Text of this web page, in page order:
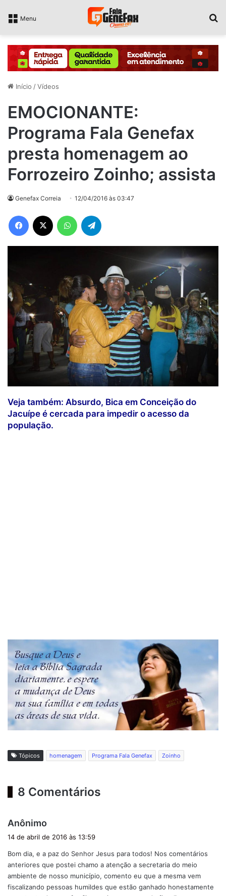
Menu
Início /Vídeos
EMOCIONANTE:
Programa Fala Genefax
presta homenagem ao
Forrozeiro Zoinho; assista
Genefax Correia 12/04/2016 às 03:47
Facebook WhatsApp
Veja também: Absurdo, Bica em Conceição do
Jacuípe é cercada para impedir o acesso da
população.
Tópicos homenagem Programa Fala Genefax Zoinho
8 Comentários
Anônimo
s
e
14 de abril de 2016 às 13:59
Bom dia, e a paz do Senhor Jesus para todos! Nos comentários
anteriores que postei chamo a atenção a secretaria do meio
ambiente de nosso município, comento eu que a mesma vem
fiscalizando pessoas humildes que estão ganhado honestamente